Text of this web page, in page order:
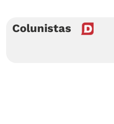
Colunistas